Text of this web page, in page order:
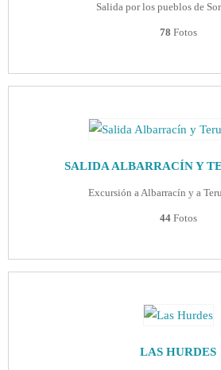
Salida por los pueblos de
78 Fotos
SALIDA ALBARRACÍN Y
Excursión a Albarracín y a
44Fotos
LAS HURDES